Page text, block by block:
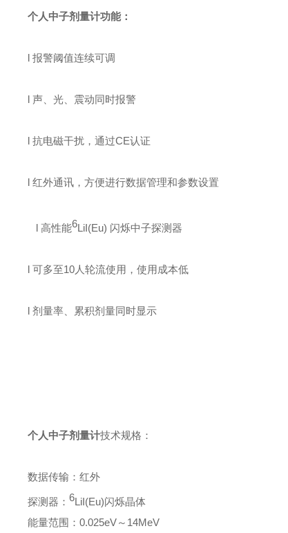
个人中子剂量计功能 ：
l报警阈值连续可调
l声、光、震动同时报警
l抗电磁干扰，通过CE认证
l红外通讯，方便进行数据管理和参数设置
l高性能6LiI(Eu) 闪烁中子探测器
l可多至10人轮流使用，使用成本低
l剂量率、累积剂量同时显示
个人中子剂量计技术规格：
数据传输：红外
探测器：6LiI(Eu)闪烁晶体
能量范围：0.025eV～ 14MeV